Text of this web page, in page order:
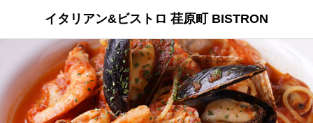
イタリアン&ビストロ 荏原町 BISTRON